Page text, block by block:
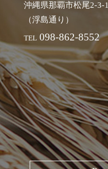
沖縄県那覇市松尾2-3-
（浮島通り）
TEL 098-862-8552